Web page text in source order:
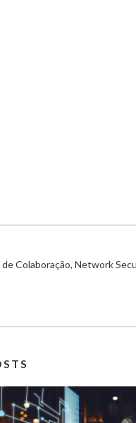
Colaboração, Network